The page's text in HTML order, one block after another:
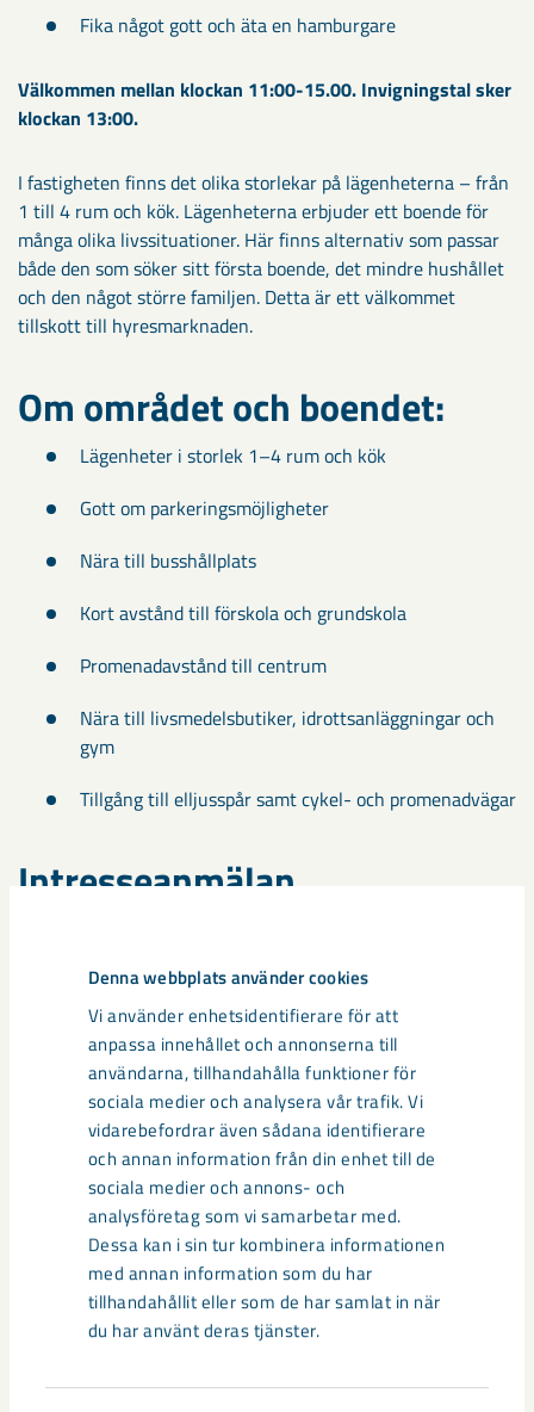
Denna webbplats använder cookies
Vi använder enhetsidentifierare för att
anpassa innehållet och annonserna till
användarna, tillhandahålla funktioner för
sociala medier och analysera vår trafik. Vi
vidarebefordrar även sådana identifierare
och annan information från din enhet till de
sociala medier och annons- och
analysföretag som vi samarbetar med.
Dessa kan i sin tur kombinera informationen
med annan information som du har
tillhandahållit eller som de har samlat in när
du har använt deras tjänster.
Fika något gott och äta en hamburgare
Välkommen mellan klockan 11:00-15.00. Invigningstal sker
klockan 13:00.
I fastigheten finns det olika storlekar på lägenheterna – från
1 till 4 rum och kök. Lägenheterna erbjuder ett boende för
många olika livssituationer. Här finns alternativ som passar
både den som söker sitt första boende, det mindre hushållet
och den något större familjen. Detta är ett välkommet
tillskott till hyresmarknaden.
Om området och boendet:
Lägenheter i storlek 1–4 rum och kök
Gott om parkeringsmöjligheter
Nära till busshållplats
Kort avstånd till förskola och grundskola
Promenadavstånd till centrum
Nära till livsmedelsbutiker, idrottsanläggningar och
gym
Tillgång till elljusspår samt cykel- och promenadvägar
Intresseanmälan
göra en intresseanmälan via hemsidan. Önskar du att bevaka
aktuellt område, går det att göra viaMina sidor på
hemsidan.
Taggar
Malmberget
Projekt Gällivare/Malmberget
samhällsomvandling